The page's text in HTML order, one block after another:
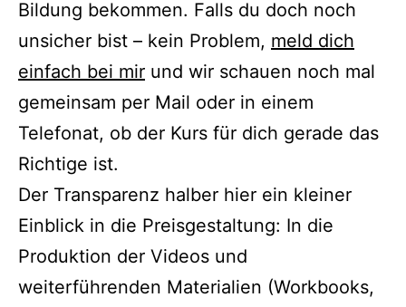
Bildung bekommen. Falls du doch noch
unsicher bist – kein Problem, meld dich
einfach bei mir und wir schauen noch mal
gemeinsam per Mail oder in einem
Telefonat, ob der Kurs für dich gerade das
Richtige ist.
Der Transparenz halber hier ein kleiner
Einblick in die Preisgestaltung: In die
Produktion der Videos und
weiterführenden Materialien (Workbooks,